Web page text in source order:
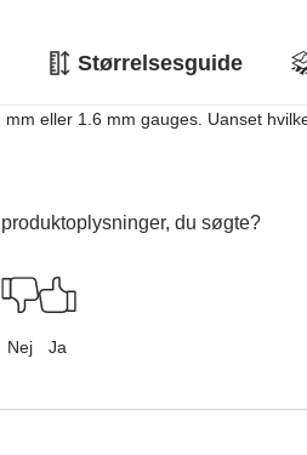
Størrelsesguide
eller 1.6 mm gauges. Uanset
du søgte?
Nej Ja